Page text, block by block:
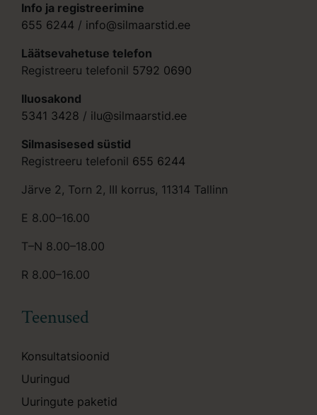
Info ja registreerimine
655 6244 / info@silmaarstid.ee
Läätsevahetuse telefon
Registreeru telefonil 5792 0690
Iluosakond
5341 3428 / ilu@silmaarstid.ee
Silmasisesed süstid
Registreeru telefonil 655 6244
Järve 2, Torn 2, III korrus, 11314 Tallinn
E 8.00–16.00
T–N 8.00–18.00
R 8.00–16.00
Teenused
Konsultatsioonid
Uuringud
Uuringute paketid